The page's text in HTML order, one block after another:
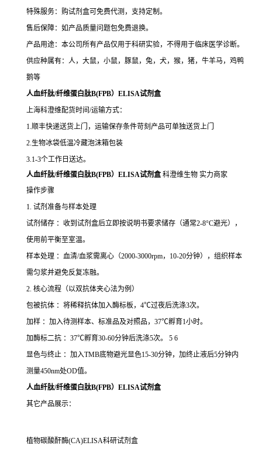
特殊服务：购试剂盒可免费代测，支持定制。
售后保障：如产品质量问题包免费退换。
产品用途：本公司所有产品仅用于科研实验，不得用于临床医学诊断。
供应种属有：人，大鼠，小鼠，豚鼠，兔，犬，猴，猪，牛羊马，鸡鸭
鹅等
人血纤肽/纤维蛋白肽B(FPB）ELISA试剂盒
上海科澄维配货时间/运输方式：
1.顺丰快递送货上门，运输保存条件苛刻产品可单独送货上门
2.生物冰袋低温冷藏泡沫箱包装
3.1-3个工作日送达。
人血纤肽/纤维蛋白肽B(FPB）ELISA试剂盒科澄维生物 实力商家
操作步骤
1. 试剂准备与样本处理
试剂储存 ：收到试剂盒后立即按说明书要求储存（通常2-8°C避光），
使用前平衡至室温。
样本处理 ：血清/血浆需离心（2000-3000rpm，10-20分钟），组织样本
需匀浆并避免反复冻融。
2. 核心流程（以双抗体夹心法为例）
包被抗体 ：将稀释抗体加入酶标板，4℃过夜后洗涤3次。
加样 ：加入待测样本、标准品及对照品，37℃孵育1小时。
加酶标二抗 ：37℃孵育30-60分钟后洗涤5次。 5 6
显色与终止 ：加入TMB底物避光显色15-30分钟，加终止液后5分钟内
测量450nm处OD值。
人血纤肽/纤维蛋白肽B(FPB）ELISA试剂盒
其它产品展示：
植物碳酸酐酶(CA)ELISA科研试剂盒